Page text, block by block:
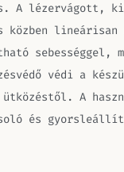
A lézervágott,
közben lineárisan
sebességgel,
védi a
A
és